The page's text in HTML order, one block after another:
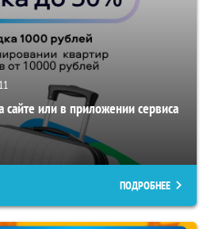
11
или в приложении сервиса
ПОДРОБНЕЕ